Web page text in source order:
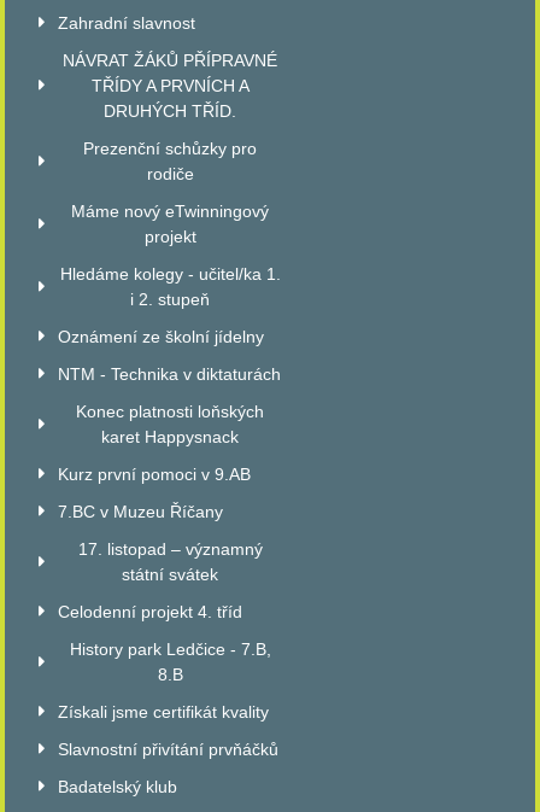
Zahradní slavnost
NÁVRAT ŽÁKŮ PŘÍPRAVNÉ
TŘÍDY A PRVNÍCH A
DRUHÝCH TŘÍD.
Prezenční schůzky pro
rodiče
Máme nový eTwinningový
projekt
Hledáme kolegy - učitel/ka 1.
i 2. stupeň
Oznámení ze školní jídelny
NTM - Technika v diktaturách
Konec platnosti loňských
karet Happysnack
Kurz první pomoci v 9.AB
7.BC v Muzeu Říčany
17. listopad – významný
státní svátek
Celodenní projekt 4. tříd
History park Ledčice - 7.B,
8.B
Získali jsme certifikát kvality
Slavnostní přivítání prvňáčků
Badatelský klub